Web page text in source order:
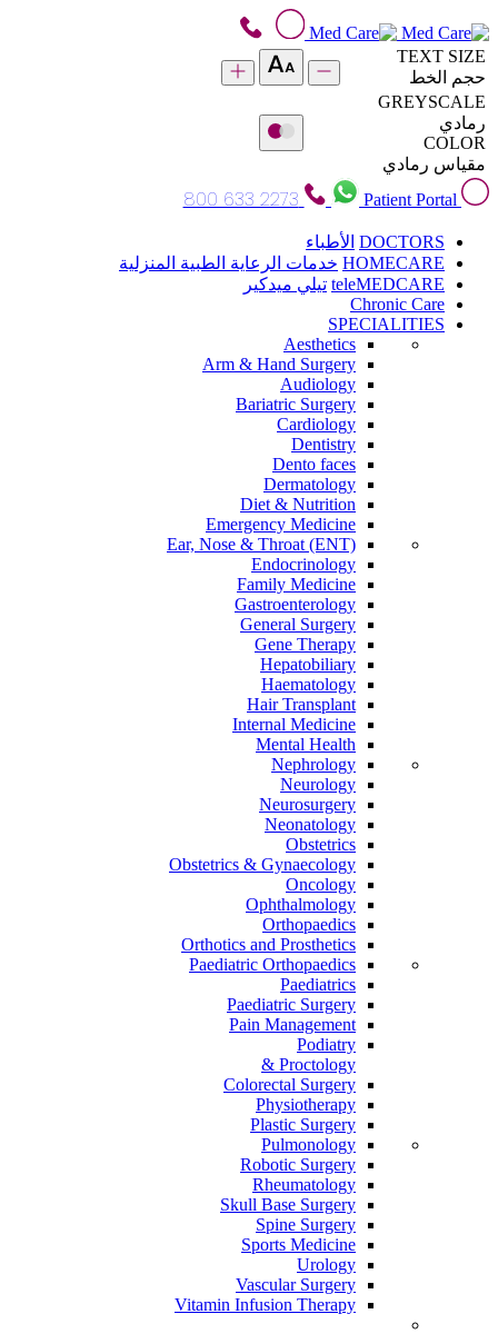
TEXT SIZE
حجم الخط
GREYSCALE
رمادي
COLOR
مقياس رمادي
Patient Portal
800 633 2273
DOCTORS الأطباء
HOMECARE خدمات الرعاية الطبية المنزلية
teleMEDCARE تيلي ميدكير
Chronic Care
SPECIALITIES
Aesthetics
Arm & Hand Surgery
Audiology
Bariatric Surgery
Cardiology
Dentistry
Dento faces
Dermatology
Diet & Nutrition
Emergency Medicine
Ear, Nose & Throat (ENT)
Endocrinology
Family Medicine
Gastroenterology
General Surgery
Gene Therapy
Hepatobiliary
Haematology
Hair Transplant
Internal Medicine
Mental Health
Nephrology
Neurology
Neurosurgery
Neonatology
Obstetrics
Obstetrics & Gynaecology
Oncology
Ophthalmology
Orthopaedics
Orthotics and Prosthetics
Paediatric Orthopaedics
Paediatrics
Paediatric Surgery
Pain Management
Podiatry
Proctology &
Colorectal Surgery
Physiotherapy
Plastic Surgery
Pulmonology
Robotic Surgery
Rheumatology
Skull Base Surgery
Spine Surgery
Sports Medicine
Urology
Vascular Surgery
Vitamin Infusion Therapy